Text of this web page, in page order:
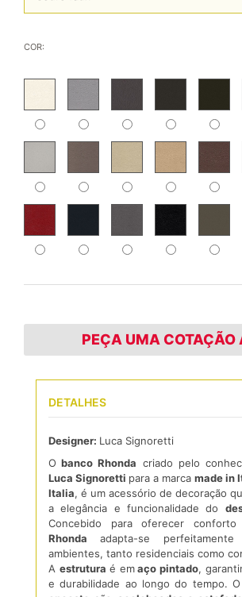
COR:
PEÇA UMA COTAÇÃO
DETALHES
Designer: Luca Signoretti
O banco Rhonda criado pelo
Luca Signoretti para a marca made in
Italia, é um acessório de decoração
a elegância e funcionalidade do
Concebido para oferecer
Rhonda adapta-se
ambientes, tanto residenciais como
A estrutura é emaço pintado,
e durabilidade ao longo do tempo.